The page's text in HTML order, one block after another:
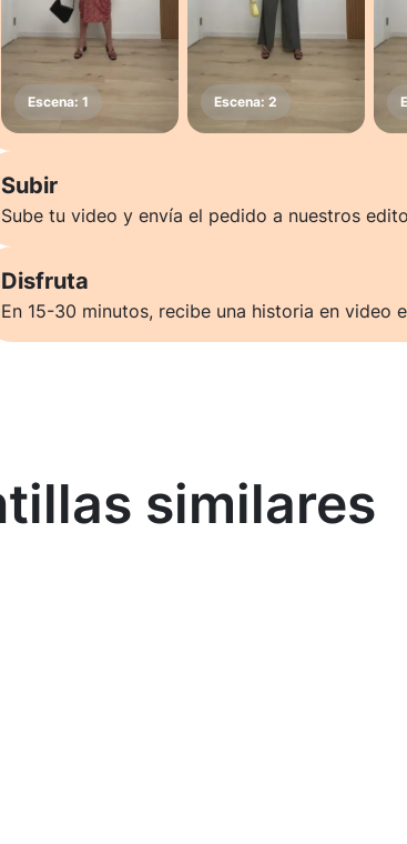
Subir
Sube tu video y envía el pedido a nuestros
Disfruta
En 15-30 minutos, recibe una historia en video
similares